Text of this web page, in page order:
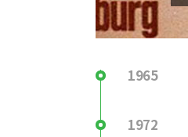
1965
1972